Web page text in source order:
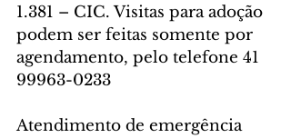
1.381 – CIC. Visitas para adoção
podem ser feitas somente por
agendamento, pelo telefone 41
99963-0233
Atendimento de emergência